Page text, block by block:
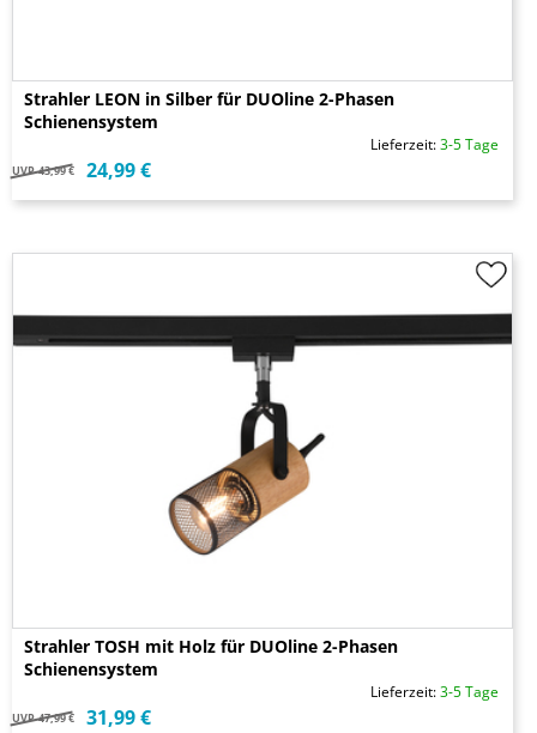
Strahler LEON in Silber für DUOline 2-Phasen
Schienensystem
Lieferzeit:3-5 Tage
UVP 43,99 € 24,99 €
Strahler TOSH mit Holz für DUOline 2-Phasen
Schienensystem
Lieferzeit:3-5 Tage
UVP 47,99 € 31,99 €